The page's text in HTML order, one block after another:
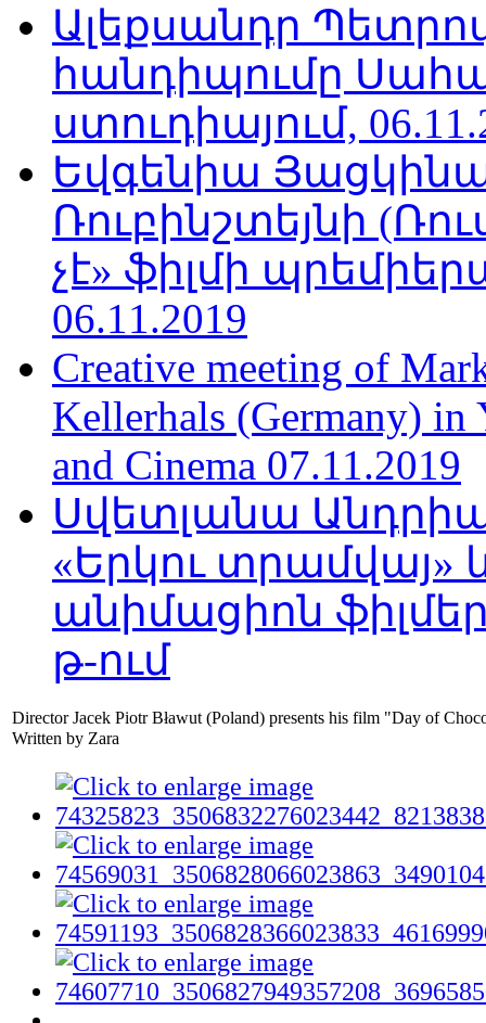
Ալեքսանդր
հանդիպումը
ստուդիայում,
Եվգենիա
Ռուբինշտեյնի
չէ» ֆիլմի
06.11.2019
Creative meeting of
Kellerhals (Germany) in
and Cinema 07.11.2019
Սվետլանա
«Երկու տրամվայ»
անիմացիոն
թ-ում
Director Jacek Piotr Bławut (Poland) presents his film "Day of
Written by Zara